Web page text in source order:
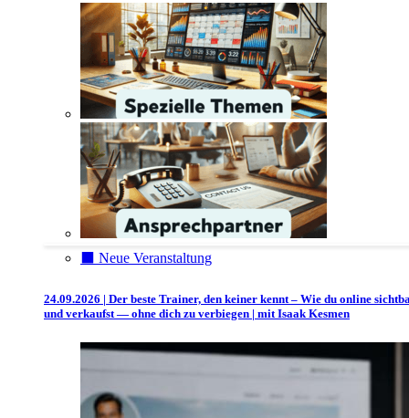
⬛️ Neue Veranstaltung
24.09.2026 | Der beste Trainer, den keiner kennt – Wie du online
und verkaufst — ohne dich zu verbiegen | mit Isaak Kesmen